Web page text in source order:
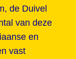
de Duivel
van deze
en
vast